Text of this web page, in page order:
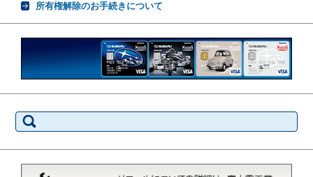
所有権解除のお手続きについて
索: